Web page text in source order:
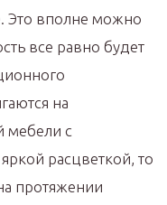
Это вполне можно
все равно будет
на
мебели с
расцветкой, то
протяжении